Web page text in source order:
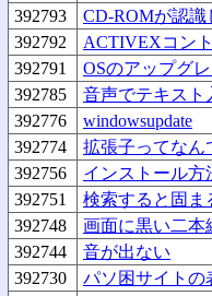
392793
CD-ROMが認識
392792
ACTIVEXコン
392791
OSのアップグ
392785
音声でテキスト
392776
windowsupdate
392774
拡張子ってなん
392756
インストール方
392751
検索すると固ま
392748
画面に黒い二本
392744
音が出ない
392730
パソ困サイトの